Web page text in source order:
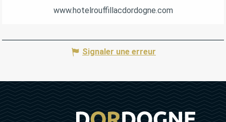
www.hotelrouffillacdordogne.com
Signaler une erreur